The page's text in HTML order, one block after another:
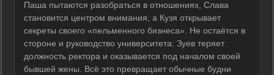
Паша пытаются разобраться в отношениях, Слава
становится центром внимания, а Кузя открывает
секреты своего «пельменного бизнеса». Не остаётся в
стороне и руководство университета: Зуев теряет
должность ректора и оказывается под началом своей
бывшей жены. Всё это превращает обычные будни